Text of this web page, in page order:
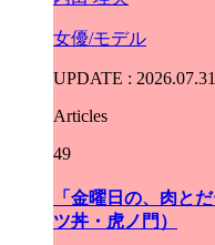
女優/モデル
UPDATE : 2026.07.31
Articles
49
「金曜日の、肉と
ツ丼・虎ノ門）